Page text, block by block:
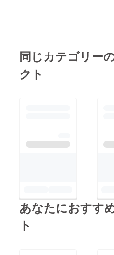
持ち帰りが可能です
線・スカイツリーライ
宜しくお願い致しま
同じカテゴリー
クト
あなたにおすす
ト